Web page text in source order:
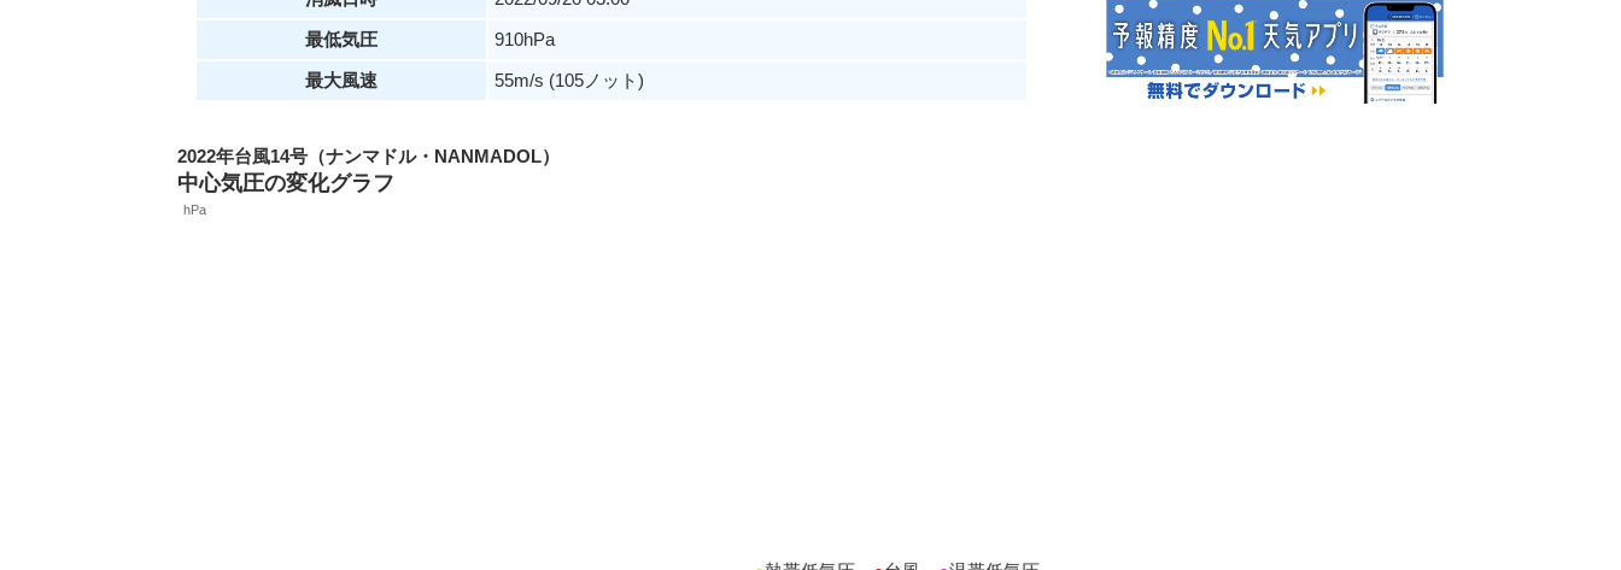
最低気圧
910hPa
最大風速
55m/s (105ノット)
2022年台風14号（ナンマドル・NANMADOL）
中心気圧の変化グラフ
hPa